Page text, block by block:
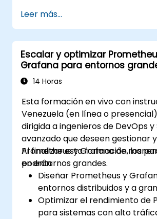
Leer más...
Escalar y optimizar
Grafana para entornos
14 Horas
Esta formación en vivo con
Venezuela (en línea o
dirigida a ingenieros de DevOps y
avanzado que deseen gestionar
Prometheus y Grafana de
en entornos grandes.
Al finalizar esta formación, los
podrán:
Diseñar Prometheus y
entornos distribuidos y a
Optimizar el rendimiento de
para sistemas con alto